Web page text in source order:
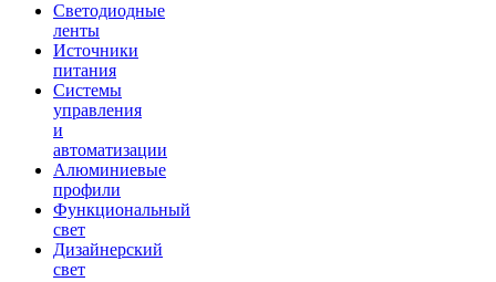
Светодиодные
ленты
Источники
питания
Системы
управления
и
автоматизации
Алюминиевые
профили
Функциональный
свет
Дизайнерский
свет